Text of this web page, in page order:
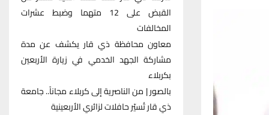
القبض على 12 متهما وضبط عشرات
المخالفات
معاون محافظة ذي قار يكشف عن مدة
مشاركة الجهد الخدمي في زيارة الأربعين
بكربلاء
بالصور | من الناصرية إلى كربلاء مجاناً.. جامعة
ذي قار تُسيّر حافلات لزائري الأربعينية